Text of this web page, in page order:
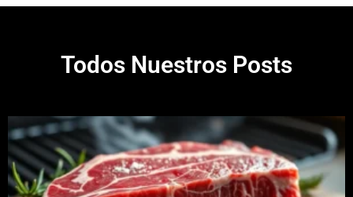
Todos Nuestros Posts